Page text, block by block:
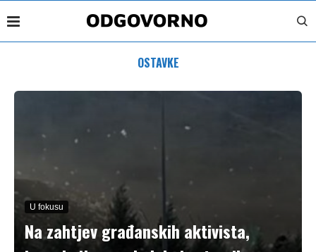
OSTAVKE
U fokusu
Na zahtjev građanskih aktivista,